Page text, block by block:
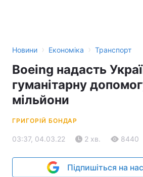
Новини › Економіка › Транспорт
Boeing надасть
гуманітарну
мільйони
ГРИГОРІЙ БОНДАР
03:37, 04.03.22 2 хв. 8440
Підпишіться на